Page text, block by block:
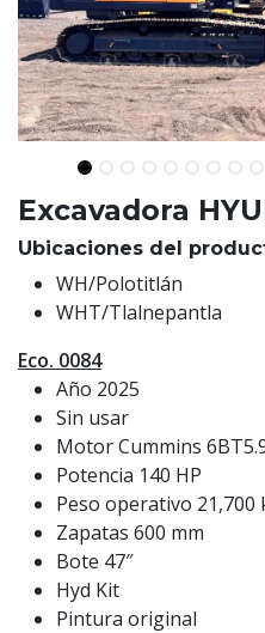
Excavadora
Ubicaciones del
WH/Polotitlán
WHT/Tlalnepantla
Eco. 0084
Año 2025
Sin usar
Motor Cummins
Potencia 140 HP
Peso operativo 21,700
Zapatas 600 mm
Bote 47″
Hyd Kit
Pintura original